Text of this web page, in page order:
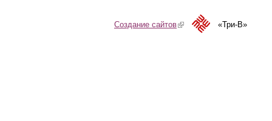
Создание сайтов(link is external)«Три-В»